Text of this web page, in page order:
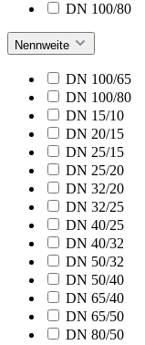
DN 100/80
Nennweite
DN 100/65
DN 100/80
DN 15/10
DN 20/15
DN 25/15
DN 25/20
DN 32/20
DN 32/25
DN 40/25
DN 40/32
DN 50/32
DN 50/40
DN 65/40
DN 65/50
DN 80/50